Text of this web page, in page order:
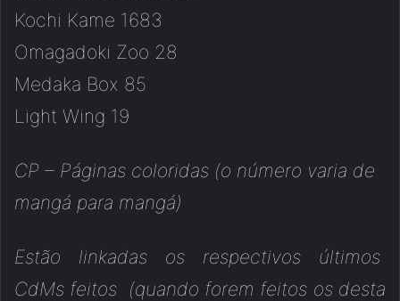
Kochi Kame 1683
Omagadoki Zoo 28
Medaka Box 85
Light Wing 19
CP – Páginas coloridas (o número varia de
mangá para mangá)
Estão linkadas os respectivos últimos
CdMs feitos (quando forem feitos os desta